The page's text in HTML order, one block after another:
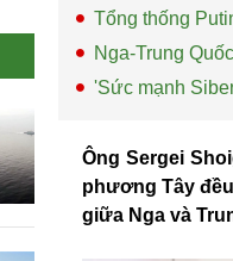
Tổng thống
Nga-Trung
'Sức mạnh
Ông Sergei
phương Tây
giữa Nga và